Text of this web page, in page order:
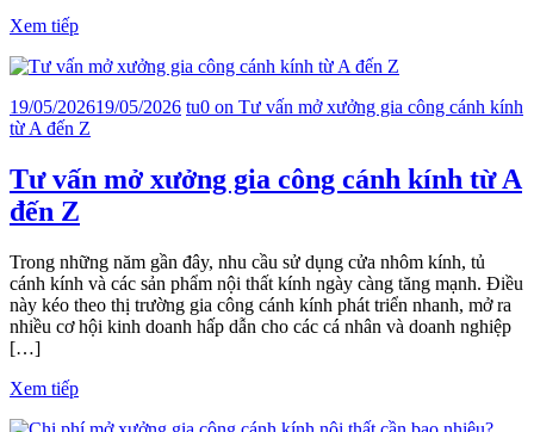
Xem tiếp
19/05/202619/05/2026 tu0 on Tư vấn mở xưởng gia công cánh kính
từ A đến Z
Tư vấn mở xưởng gia công cánh kính từ A
đến Z
Trong những năm gần đây, nhu cầu sử dụng cửa nhôm kính, tủ
cánh kính và các sản phẩm nội thất kính ngày càng tăng mạnh. Điều
này kéo theo thị trường gia công cánh kính phát triển nhanh, mở ra
nhiều cơ hội kinh doanh hấp dẫn cho các cá nhân và doanh nghiệp
[…]
Xem tiếp